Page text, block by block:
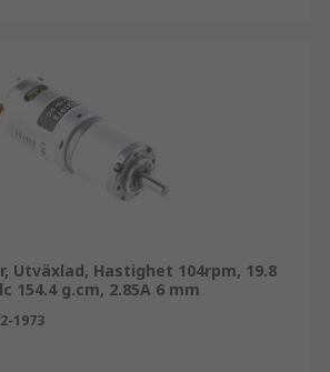
Utväxlad, Hastighet 104rpm, 19.8
154.4 g.cm, 2.85A 6 mm
1973